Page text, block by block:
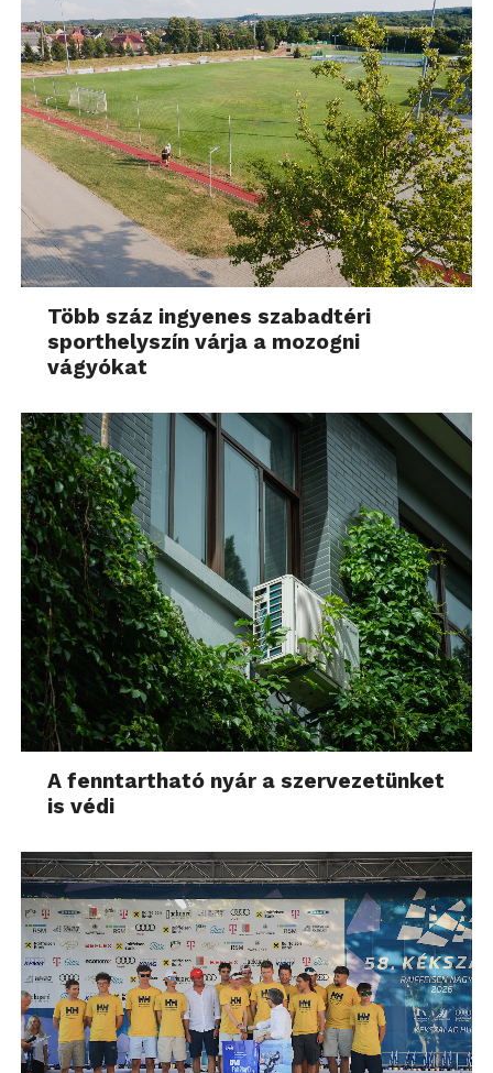
Több száz ingyenes szabadtéri
sporthelyszín várja a mozogni
vágyókat
A fenntartható nyár a szervezetünket
is védi